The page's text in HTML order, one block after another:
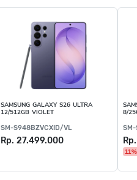
SAMSUNG GALAXY S26 ULTRA
12/512GB VIOLET
SM-S948BZVCXID/VL
Rp. 27.499.000
8/
11%